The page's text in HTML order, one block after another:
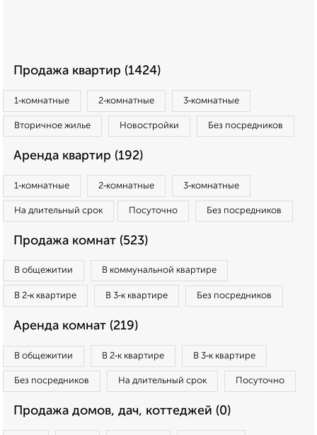
Продажа квартир (1424)
1‑комнатные 2‑комнатные 3‑комнатные
Вторичное жилье Новостройки Без посредников
Аренда квартир (192)
1‑комнатные 2‑комнатные 3‑комнатные
На длительный срок Посуточно Без посредников
Продажа комнат (523)
В общежитии В коммунальной квартире
В 2‑к квартире В 3‑к квартире Без посредников
Аренда комнат (219)
В общежитии В 2‑к квартире В 3‑к квартире
Без посредников На длительный срок Посуточно
Продажа домов, дач, коттеджей (0)